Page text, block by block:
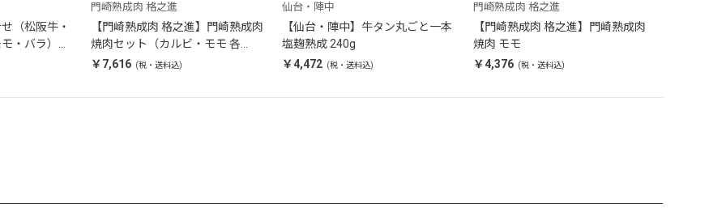
（松阪牛・
・バラ）
門崎熟成肉 格之進
【門崎熟成肉 格之進】門崎熟成肉
焼肉セット（カルビ・モモ 各
250g）
￥7,616 (税・送料込)
仙台・陣中
【仙台・陣中】牛タン丸ごと一本
塩麹熟成 240g
￥4,472 (税・送料込)
門崎熟成肉 格之進
【門崎熟成肉 格之進】門崎熟成肉
焼肉 モモ
￥4,376 (税・送料込)